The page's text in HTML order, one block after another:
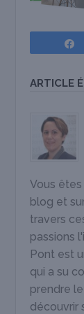
ARTICLE
Vous
blog et
travers
passions
Pont est
qui a su
prendre
découvrir